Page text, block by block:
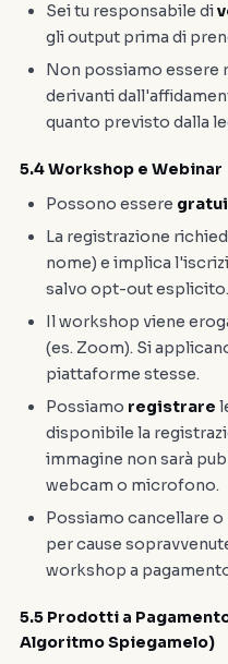
Sei tu responsabile di
gli output prima di
Non possiamo essere
derivanti
quanto previsto dalla
5.4 Workshop e Webinar
Possono essere
La registrazione
nome) e implica
salvo opt-out esplicito.
Il workshop viene
(es. Zoom). Si
piattaforme stesse.
Possiamo registrare
disponibile la
immagine non sarà
webcam o microfono.
Possiamo cancellare
per cause
workshop a
5.5 Prodotti a
Algoritmo Spiegamelo)